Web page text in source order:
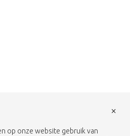
op onze website gebruik van
×